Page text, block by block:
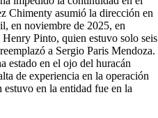
Chimenty asumió la dirección en
en noviembre de 2025, en
Pinto, quien estuvo solo seis
a Sergio Paris Mendoza.
estado en el ojo del huracán
de experiencia en la operación
en la entidad fue en la